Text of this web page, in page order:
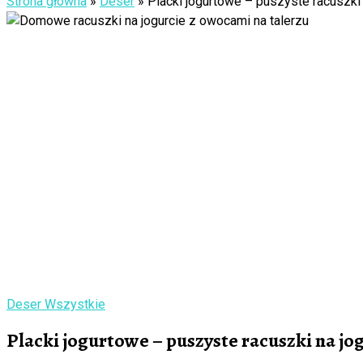
Deser Wszystkie
Placki jogurtowe – puszyste racuszki na